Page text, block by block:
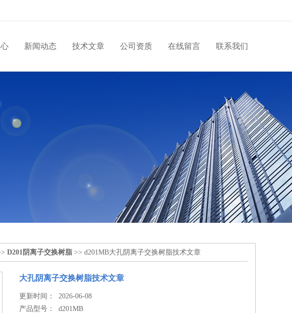
新闻动态 技术文章 公司资质 在线留言 联系我们
D201阴离子交换树脂 >> d201MB大孔阴离子交换树脂技术文章
大孔阴离子交换树脂技术文章
更新时间： 2026-06-08
产品型号：d201MB